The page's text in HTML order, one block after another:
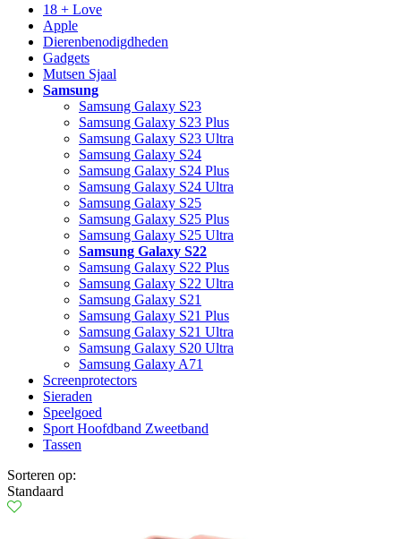
18 + Love
Apple
Dierenbenodigdheden
Gadgets
Mutsen Sjaal
Samsung
Samsung Galaxy S23
Samsung Galaxy S23 Plus
Samsung Galaxy S23 Ultra
Samsung Galaxy S24
Samsung Galaxy S24 Plus
Samsung Galaxy S24 Ultra
Samsung Galaxy S25
Samsung Galaxy S25 Plus
Samsung Galaxy S25 Ultra
Samsung Galaxy S22
Samsung Galaxy S22 Plus
Samsung Galaxy S22 Ultra
Samsung Galaxy S21
Samsung Galaxy S21 Plus
Samsung Galaxy S21 Ultra
Samsung Galaxy S20 Ultra
Samsung Galaxy A71
Screenprotectors
Sieraden
Speelgoed
Sport Hoofdband Zweetband
Tassen
Sorteren op:
Standaard